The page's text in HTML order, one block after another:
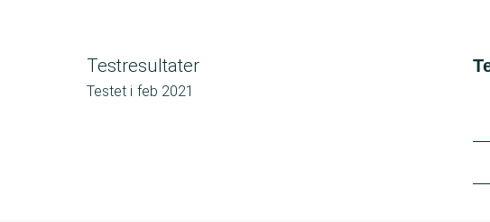
Testresultater
Testet i feb 2021